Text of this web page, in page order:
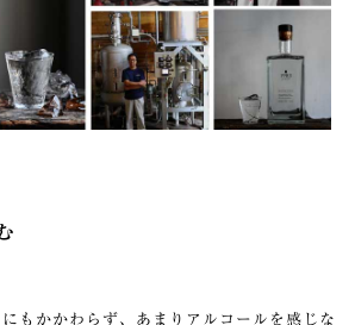
もかかわらず、あまりアルコールを感じな